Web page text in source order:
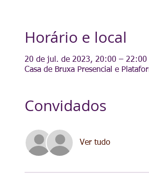
Horário e local
20 de jul. de 2023, 20:00 – 22:00
Casa de Bruxa Presencial e
Convidados
Ver tudo